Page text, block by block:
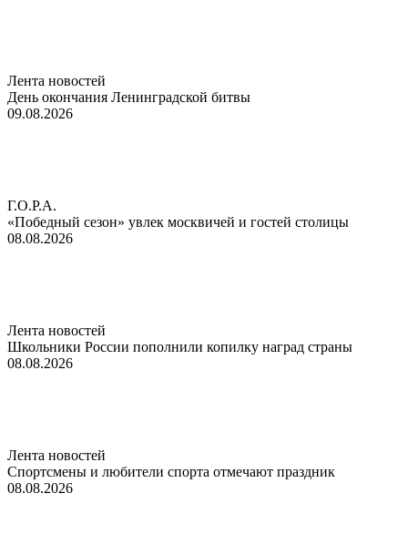
Лента новостей
День окончания Ленинградской битвы
09.08.2026
Г.О.Р.А.
«Победный сезон» увлек москвичей и гостей столицы
08.08.2026
Лента новостей
Школьники России пополнили копилку наград страны
08.08.2026
Лента новостей
Спортсмены и любители спорта отмечают праздник
08.08.2026